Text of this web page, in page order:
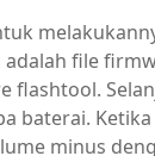
file
flashtool.
baterai.
minus